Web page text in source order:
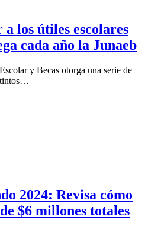
a los útiles escolares
cada año la Junaeb
y Becas otorga una serie de
2024: Revisa cómo
$6 millones totales